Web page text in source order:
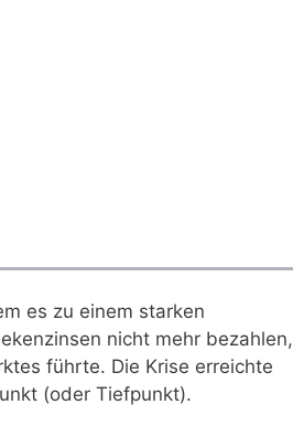
es zu einem starken
nicht mehr bezahlen,
führte. Die Krise erreichte
(oder Tiefpunkt).